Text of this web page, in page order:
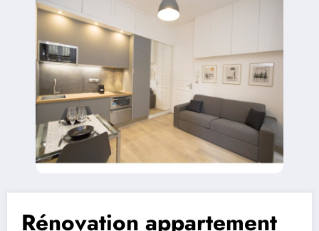
Rénovation appartement